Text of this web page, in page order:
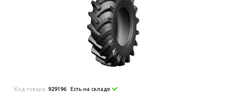
Код товара:929196 Есть на складе